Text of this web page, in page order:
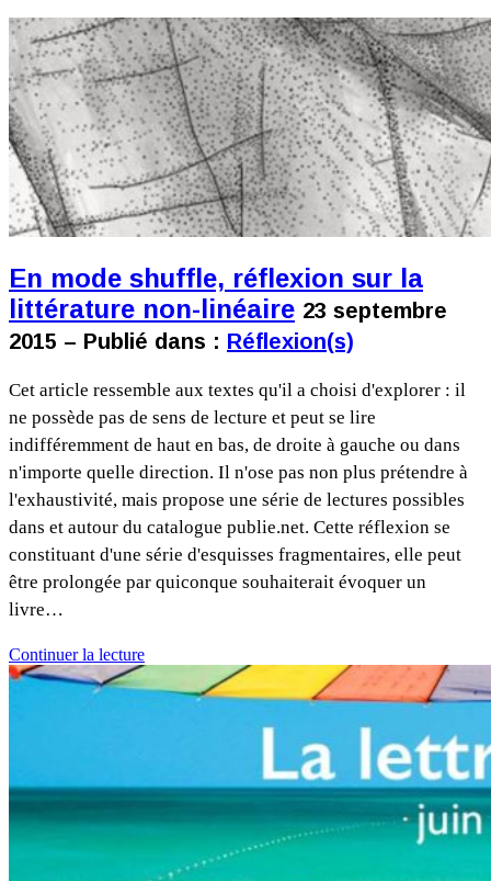
En mode shuffle, réflexion sur la
littérature non-linéaire 23 septembre
2015 – Publié dans : Réflexion(s)
Cet article ressemble aux textes qu'il a choisi d'explorer : il
ne possède pas de sens de lecture et peut se lire
indifféremment de haut en bas, de droite à gauche ou dans
n'importe quelle direction. Il n'ose pas non plus prétendre à
l'exhaustivité, mais propose une série de lectures possibles
dans et autour du catalogue publie.net. Cette réflexion se
constituant d'une série d'esquisses fragmentaires, elle peut
être prolongée par quiconque souhaiterait évoquer un
livre…
Continuer la lecture